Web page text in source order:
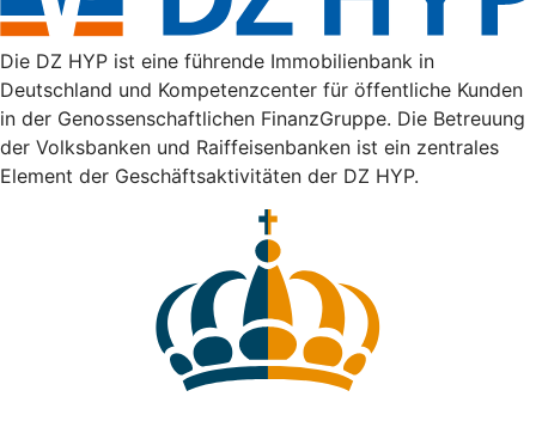
Die DZ HYP ist eine führende Immobilienbank in
Deutschland und Kompetenzcenter für öffentliche Kunden
in der Genossenschaftlichen FinanzGruppe. Die Betreuung
der Volksbanken und Raiffeisenbanken ist ein zentrales
Element der Geschäftsaktivitäten der DZ HYP.